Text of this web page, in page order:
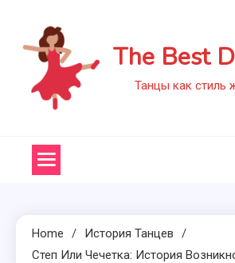
content
The Best
Танцы как стиль
Home
История Танцев
Степ Или Чечетка: История